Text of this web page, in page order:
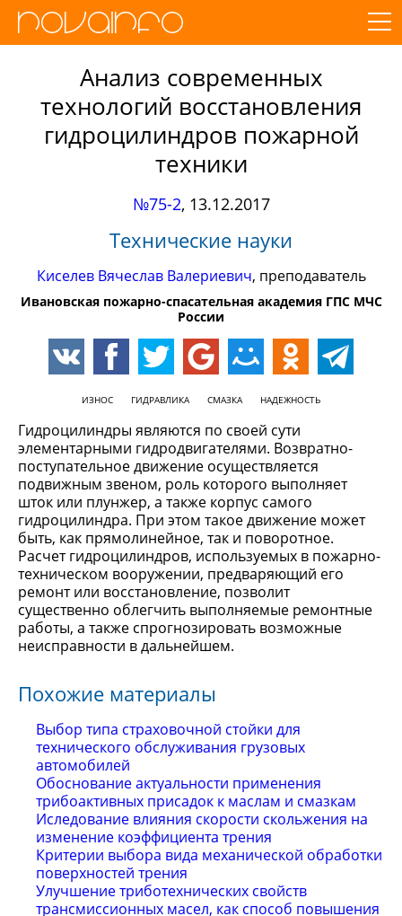
Анализ современных
технологий восстановления
гидроцилиндров пожарной
техники
№75-2, 13.12.2017
Технические науки
Киселев Вячеслав Валериевич, преподаватель
Ивановская пожарно-спасательная академия ГПС МЧС
России
ИЗНОС ГИДРАВЛИКА СМАЗКА НАДЕЖНОСТЬ
Гидроцилиндры являются по своей сути
элементарными гидродвигателями. Возвратно-
поступательное движение осуществляется
подвижным звеном, роль которого выполняет
шток или плунжер, а также корпус самого
гидроцилиндра. При этом такое движение может
быть, как прямолинейное, так и поворотное.
Расчет гидроцилиндров, используемых в пожарно-
техническом вооружении, предваряющий его
ремонт или восстановление, позволит
существенно облегчить выполняемые ремонтные
работы, а также спрогнозировать возможные
неисправности в дальнейшем.
Похожие материалы
Выбор типа страховочной стойки для
технического обслуживания грузовых
автомобилей
Обоснование актуальности применения
трибоактивных присадок к маслам и смазкам
Иследование влияния скорости скольжения на
изменение коэффициента трения
Критерии выбора вида механической обработки
поверхностей трения
Улучшение триботехнических свойств
трансмиссионных масел, как способ повышения